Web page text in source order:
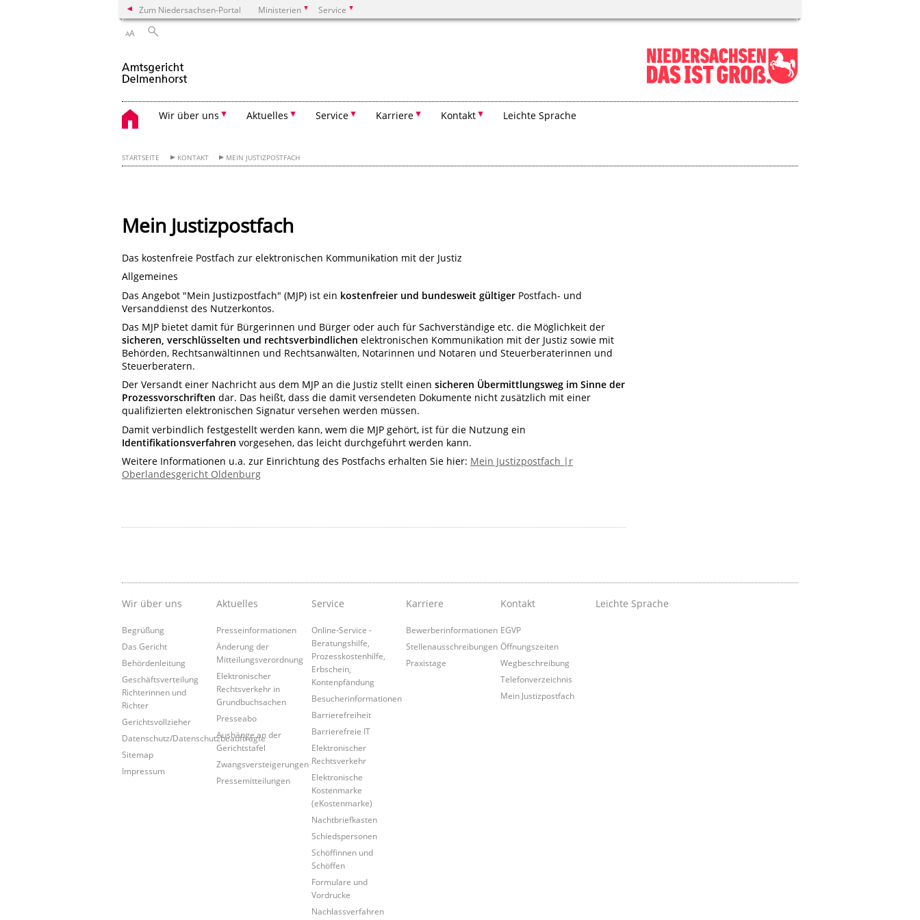
Zum Niedersachsen-Portal Ministerien Service
AA
Wir über uns Aktuelles Service Karriere Kontakt Leichte Sprache
STARTSEITE KONTAKT MEIN JUSTIZPOSTFACH
Mein Justizpostfach
Das kostenfreie Postfach zur elektronischen Kommunikation mit der Justiz
Allgemeines
Das Angebot "Mein Justizpostfach" (MJP) ist ein kostenfreier und bundesweit gültiger Postfach- und
Versanddienst des Nutzerkontos.
Das MJP bietet damit für Bürgerinnen und Bürger oder auch für Sachverständige etc. die Möglichkeit der
sicheren, verschlüsselten und rechtsverbindlichen elektronischen Kommunikation mit der Justiz sowie mit
Behörden, Rechtsanwältinnen und Rechtsanwälten, Notarinnen und Notaren und Steuerberaterinnen und
Steuerberatern.
Der Versandt einer Nachricht aus dem MJP an die Justiz stellt einen sicheren Übermittlungsweg im Sinne der
Prozessvorschriften dar. Das heißt, dass die damit versendeten Dokumente nicht zusätzlich mit einer
qualifizierten elektronischen Signatur versehen werden müssen.
Damit verbindlich festgestellt werden kann, wem die MJP gehört, ist für die Nutzung ein
Identifikationsverfahren vorgesehen, das leicht durchgeführt werden kann.
Weitere Informationen u.a. zur Einrichtung des Postfachs erhalten Sie hier: Mein Justizpostfach |r
Oberlandesgericht Oldenburg
Wir über uns
Begrüßung
Das Gericht
Behördenleitung
Geschäftsverteilung
Richterinnen und
Richter
Gerichtsvollzieher
Datenschutz/Datenschutzbeauftragte
Sitemap
Impressum
Aktuelles
Presseinformationen
Änderung der
Mitteilungsverordnung
Elektronischer
Rechtsverkehr in
Grundbuchsachen
Presseabo
Aushänge an der
Gerichtstafel
Zwangsversteigerungen
Pressemitteilungen
Service
Online-Service -
Beratungshilfe,
Prozesskostenhilfe,
Erbschein,
Kontenpfändung
Besucherinformationen
Barrierefreiheit
Barrierefreie IT
Elektronischer
Rechtsverkehr
Elektronische
Kostenmarke
(eKostenmarke)
Nachtbriefkasten
Schiedspersonen
Schöffinnen und
Schöffen
Formulare und
Vordrucke
Nachlassverfahren
Karriere
Bewerberinformationen
Stellenausschreibungen
Praxistage
Kontakt
EGVP
Öffnungszeiten
Wegbeschreibung
Telefonverzeichnis
Mein Justizpostfach
Leichte Sprache